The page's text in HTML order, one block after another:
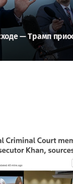
— Трамп